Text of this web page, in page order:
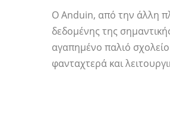
Ο Anduin, από την άλλη
δεδομένης της
αγαπημένο παλιό σχολείο
φανταχτερά και